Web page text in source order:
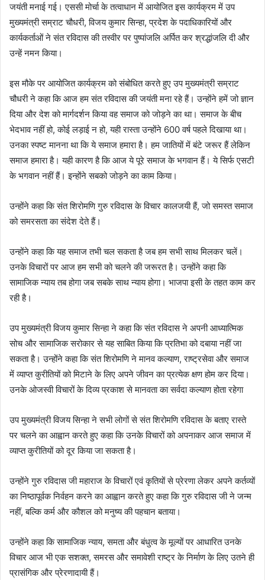
जयंती मनाई गई। एससी मोर्चा के तत्वाधान में आयोजित इस कार्यक्रम में उप
मुख्यमंत्री सम्राट चौधरी, विजय कुमार सिन्हा, प्रदेश के पदाधिकारियों और
कार्यकर्ताओं ने संत रविदास की तस्वीर पर पुष्पांजलि अर्पित कर श्रद्धांजलि दी और
उन्हें नमन किया।
‎इस मौके पर आयोजित कार्यक्रम को संबोधित करते हुए उप मुख्यमंत्री सम्राट
चौधरी ने कहा कि आज हम संत रविदास की जयंती मना रहे हैं। उन्होंने हमें जो ज्ञान
दिया और देश को मार्गदर्शन किया वह समाज को जोड़ने का था। समाज के बीच
भेदभाव नहीं हो, कोई लड़ाई न हो, यही रास्ता उन्होंने 600 वर्ष पहले दिखाया था।
उनका स्पष्ट मानना था कि ये समाज हमारा है। हम जातियों में बंटे जरूर हैं लेकिन
समाज हमारा है। यही कारण है कि आज ये पूरे समाज के भगवान हैं। ये सिर्फ एसटी
के भगवान नहीं हैं। इन्होंने सबको जोड़ने का काम किया।
‎उन्होंने कहा कि संत शिरोमणि गुरु रविदास के विचार कालजयी हैं, जो समस्त समाज
को समरसता का संदेश देते हैं।
‎उन्होंने कहा कि यह समाज तभी चल सकता है जब हम सभी साथ मिलकर चलें।
उनके विचारों पर आज हम सभी को चलने की जरूरत है। उन्होंने कहा कि
सामाजिक न्याय तब होगा जब सबके साथ न्याय होगा। भाजपा इसी के तहत काम कर
रही है।
‎उप मुख्यमंत्री विजय कुमार सिन्हा ने कहा कि संत रविदास ने अपनी आध्यात्मिक
सोच और सामाजिक सरोकार से यह साबित किया कि प्रतिभा को दबाया नहीं जा
सकता है। उन्होंने कहा कि संत शिरोमणि ने मानव कल्याण, राष्ट्रसेवा और समाज
में व्याप्त कुरीतियों को मिटाने के लिए अपने जीवन का प्रत्येक क्षण होम कर दिया।
उनके ओजस्वी विचारों के दिव्य प्रकाश से मानवता का सर्वदा कल्याण होता रहेगा
‎उप मुख्यमंत्री विजय सिन्हा ने सभी लोगों से संत शिरोमणि रविदास के बताए रास्ते
पर चलने का आह्वान करते हुए कहा कि उनके विचारों को अपनाकर आज समाज में
व्याप्त कुरीतियों को दूर किया जा सकता है।
‎उन्होंने गुरु रविदास जी महाराज के विचारों एवं कृतियों से प्रेरणा लेकर अपने कर्तव्यों
का निष्ठापूर्वक निर्वहन करने का आह्वान करते हुए कहा कि गुरु रविदास जी ने जन्म
नहीं, बल्कि कर्म और कौशल को मनुष्य की पहचान बताया।
‎उन्होंने कहा कि सामाजिक न्याय, समता और बंधुत्व के मूल्यों पर आधारित उनके
विचार आज भी एक सशक्त, समरस और समावेशी राष्ट्र के निर्माण के लिए उतने ही
प्रासंगिक और प्रेरणादायी हैं।